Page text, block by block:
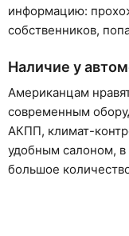
информацию:
собственников,
Наличие у
Американцам
современным
АКПП, климат-
удобным салоном,
большое